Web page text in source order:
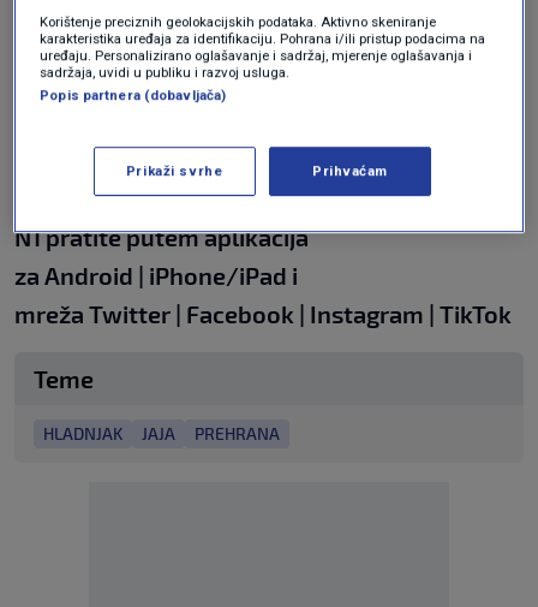
standarde hrane, jaja je ipak najbolje držati u
hladnjaku, no ako prema savjetu ovog chefa
želite to izbjeći, bitno je da ih držite na nekom
u kojoj se temperatura ne mijenja naglo.
N1 pratite putem aplikacija
za Android | iPhone/iPad i
mreža Twitter | Facebook | Instagram | TikTok
Teme
HLADNJAK JAJA PREHRANA
Korištenje preciznih geolokacijskih podataka. Aktivno skeniranje
karakteristika uređaja za identifikaciju. Pohrana i/ili pristup podacima na
uređaju. Personalizirano oglašavanje i sadržaj, mjerenje oglašavanja i
sadržaja, uvidi u publiku i razvoj usluga.
Popis partnera (dobavljača)
Prikaži svrhe Prihvaćam